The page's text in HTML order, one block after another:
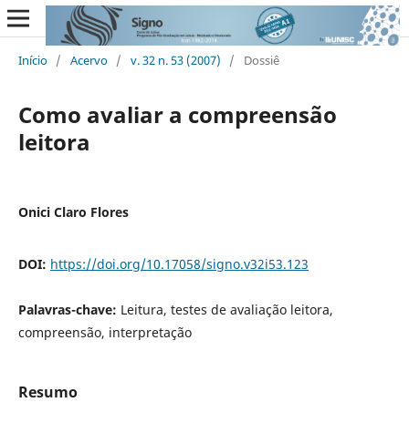
Início / Acervo / v. 32 n. 53 (2007) / Dossiê
Como avaliar a compreensão
leitora
Onici Claro Flores
DOI: https://doi.org/10.17058/signo.v32i53.123
Palavras-chave: Leitura, testes de avaliação leitora,
compreensão, interpretação
Resumo